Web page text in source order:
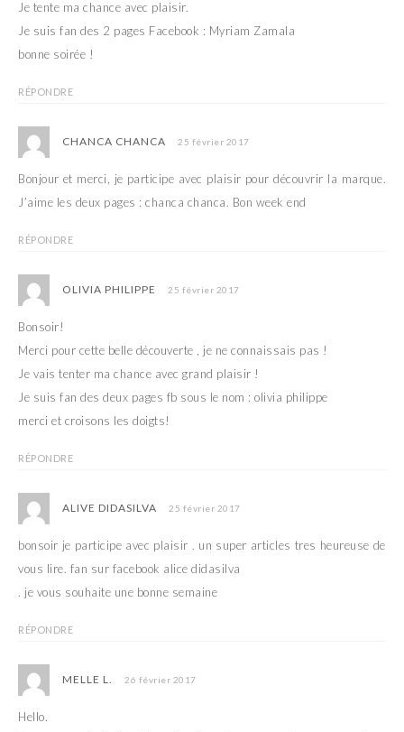
Je tente ma chance avec plaisir.
Je suis fan des 2 pages Facebook : Myriam Zamala
bonne soirée !
RÉPONDRE
CHANCA CHANCA 25 février 2017
Bonjour et merci, je participe avec plaisir pour découvrir la marque.
J’aime les deux pages : chanca chanca. Bon week end
RÉPONDRE
OLIVIA PHILIPPE 25 février 2017
Bonsoir!
Merci pour cette belle découverte , je ne connaissais pas !
Je vais tenter ma chance avec grand plaisir !
Je suis fan des deux pages fb sous le nom : olivia philippe
merci et croisons les doigts!
RÉPONDRE
ALIVE DIDASILVA 25 février 2017
bonsoir je participe avec plaisir . un super articles tres heureuse de
vous lire. fan sur facebook alice didasilva
. je vous souhaite une bonne semaine
RÉPONDRE
MELLE L. 26 février 2017
Hello.